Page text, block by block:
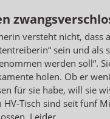
versteht nicht, dass
sein und als
werden soll“.
holen. Ob er
für sie habe, will sie
HV-Tisch sind seit fünf
Leider.